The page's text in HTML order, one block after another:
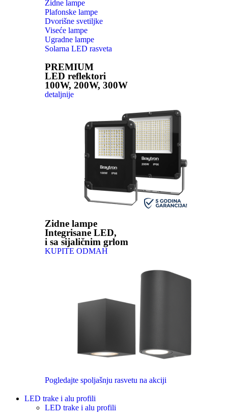
Zidne lampe
Plafonske lampe
Dvorišne svetiljke
Viseće lampe
Ugradne lampe
Solarna LED rasveta
PREMIUM
LED reflektori
100W, 200W, 300W
detaljnije
Zidne lampe
Integrisane LED,
i sa sijaličnim grlom
KUPITE ODMAH
Pogledajte spoljašnju rasvetu na akciji
LED trake i alu profili
LED trake i alu profili